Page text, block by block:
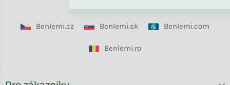
Benlemi.cz Benlemi.sk Benlemi.com
Benlemi.ro